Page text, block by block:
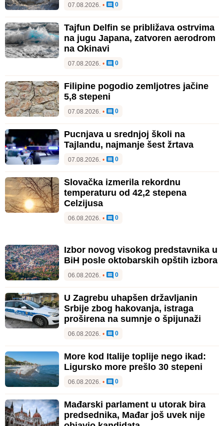
07.08.2026. • 0
Tajfun Delfin se približava ostrvima
na jugu Japana, zatvoren aerodrom
na Okinavi
07.08.2026. • 0
Filipine pogodio zemljotres jačine
5,8 stepeni
07.08.2026. • 0
Pucnjava u srednjoj školi na
Tajlandu, najmanje šest žrtava
07.08.2026. • 0
Slovačka izmerila rekordnu
temperaturu od 42,2 stepena
Celzijusa
06.08.2026. • 0
Izbor novog visokog predstavnika u
BiH posle oktobarskih opštih izbora
06.08.2026. • 0
U Zagrebu uhapšen državljanin
Srbije zbog hakovanja, istraga
proširena na sumnje o špijunaži
06.08.2026. • 0
More kod Italije toplije nego ikad:
Ligursko more prešlo 30 stepeni
06.08.2026. • 0
Mađarski parlament u utorak bira
predsednika, Mađar još uvek nije